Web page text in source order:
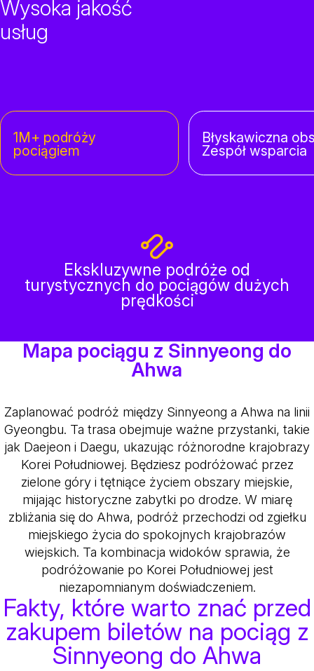
Wysoka jakość
usług
1M+ podróży
pociągiem
Błyskawiczna
Zespół wsparcia
Ekskluzywne podróże od
turystycznych do pociągów dużych
prędkości
Mapa pociągu z Sinnyeong do
Ahwa
Zaplanować podróż między Sinnyeong a Ahwa na linii
Gyeongbu. Ta trasa obejmuje ważne przystanki, takie
jak Daejeon i Daegu, ukazując różnorodne krajobrazy
Korei Południowej. Będziesz podróżować przez
zielone góry i tętniące życiem obszary miejskie,
mijając historyczne zabytki po drodze. W miarę
zbliżania się do Ahwa, podróż przechodzi od zgiełku
miejskiego życia do spokojnych krajobrazów
wiejskich. Ta kombinacja widoków sprawia, że
podróżowanie po Korei Południowej jest
niezapomnianym doświadczeniem.
Fakty, które warto znać przed
zakupem biletów na pociąg z
Sinnyeong do Ahwa